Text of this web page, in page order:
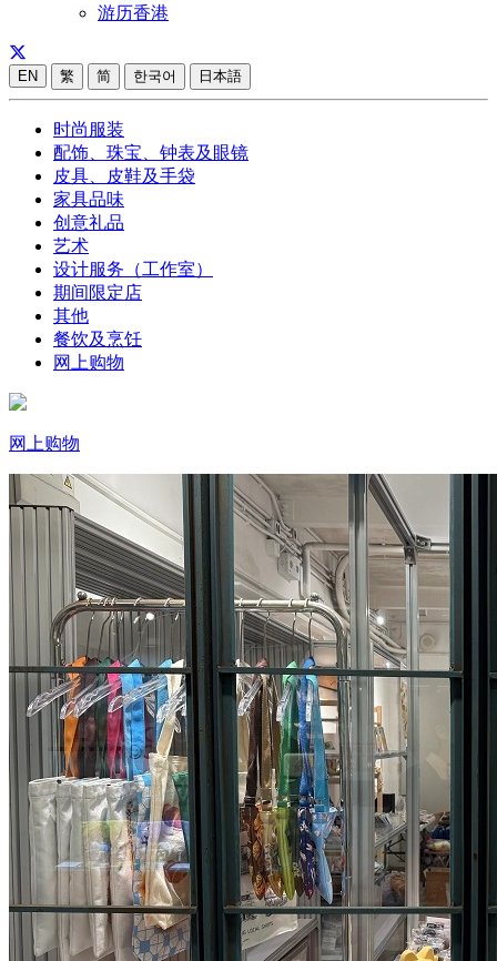
游历香港
EN 繁 简 한국어 日本語
时尚服装
配饰、珠宝、钟表及眼镜
皮具、皮鞋及手袋
家具品味
创意礼品
艺术
设计服务（工作室）
期间限定店
其他
餐饮及烹饪
网上购物
网上购物